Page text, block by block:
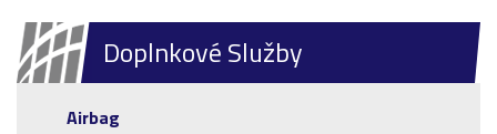
Doplnkové Služby
Airbag